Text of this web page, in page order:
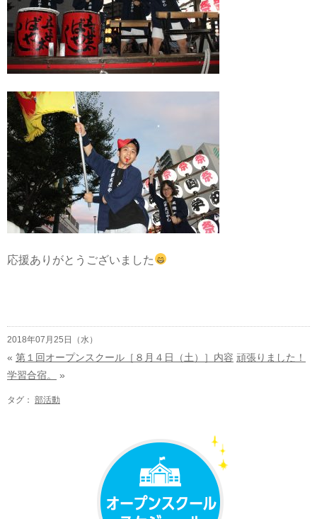
応援ありがとうございました
2018年07月25日（水）
« 第１回オープンスクール［８月４日（土）］内容 頑張りました！
学習合宿。
»
タグ： 部活動